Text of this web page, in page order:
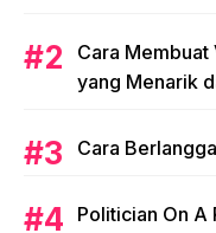
Cara
yang Menarik
Cara
Politician On A